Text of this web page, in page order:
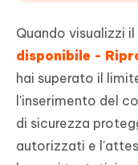
Quando visualizzi
disponibile -
hai superato il
l'inserimento del
di sicurezza
autorizzati e